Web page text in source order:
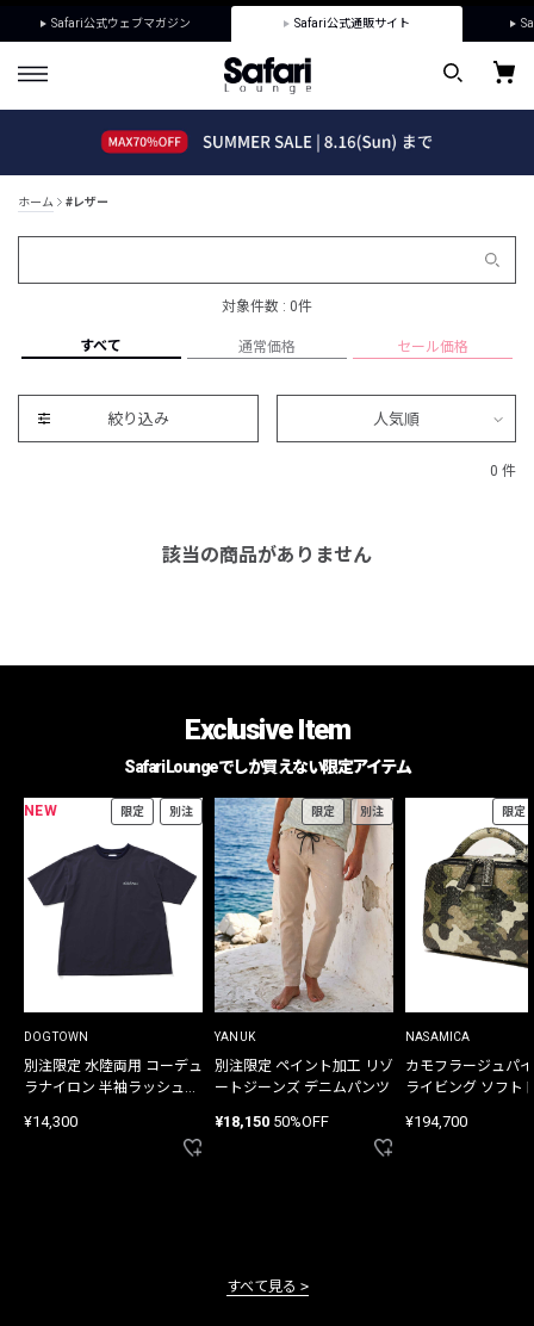
Safari公式ウェブマガジン Safari公式通販サイト
ホーム #レザー
対象件数 : 0件
すべて 通常価格 セール価格
絞り込み 人気順
0 件
該当の商品がありません
Exclusive Item
Safari Loungeでしか買えない限定アイテム
NEW 限定 別注
DOGTOWN
別注限定 水陸両用 コーデュ
ラナイロン 半袖ラッシュガ
¥14,300
限定 別注
YANUK
別注限定 ペイント加工 リゾ
ートジーンズ デニムパンツ
¥18,150 50%OFF
限定
NASAMICA
カモフラージュパ
ライビング ソフト
¥194,700
すべて見る